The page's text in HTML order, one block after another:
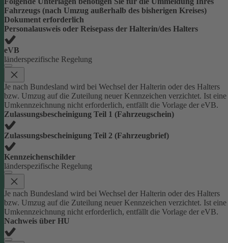
Fahrzeugs (nach Umzug außerhalb des bisherigen Kreises)
Dokument erforderlich
Personalausweis oder Reisepass der Halterin/des Halters
eVB
länderspezifische Regelung
Je nach Bundesland wird bei Wechsel der Halterin oder des Halters
bzw. Umzug auf die Zuteilung neuer Kennzeichen verzichtet. Ist eine
Umkennzeichnung nicht erforderlich, entfällt die Vorlage der eVB.
Zulassungsbescheinigung Teil 1 (Fahrzeugschein)
Zulassungsbescheinigung Teil 2 (Fahrzeugbrief)
Kennzeichenschilder
länderspezifische Regelung
Je nach Bundesland wird bei Wechsel der Halterin oder des Halters
bzw. Umzug auf die Zuteilung neuer Kennzeichen verzichtet. Ist eine
Umkennzeichnung nicht erforderlich, entfällt die Vorlage der eVB.
Nachweis über HU